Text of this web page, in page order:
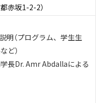
赤坂1-2-2）
明（プログラム、学生生
ど）
長Dr. Amr Abdallaによる